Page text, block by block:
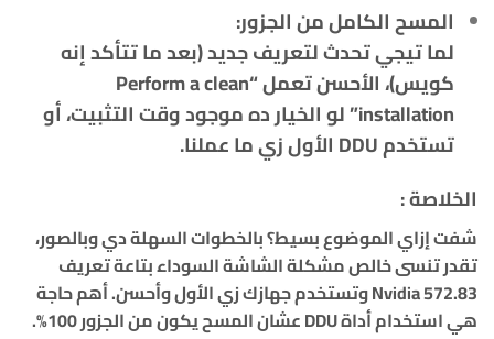
المسح الكامل من الجزور:
لما تيجي تحدث لتعريف جديد (بعد ما تتأكد إنه
كويس)، الأحسن تعمل “Perform a clean
installation” لو الخيار ده موجود وقت التثبيت، أو
تستخدم DDU الأول زي ما عملنا.
الخلاصة :
شفت إزاي الموضوع بسيط؟ بالخطوات السهلة دي وبالصور،
تقدر تنسى خالص مشكلة الشاشة السوداء بتاعة تعريف
Nvidia 572.83 وتستخدم جهازك زي الأول وأحسن. أهم حاجة
هي استخدام أداة DDU عشان المسح يكون من الجزور 100%.